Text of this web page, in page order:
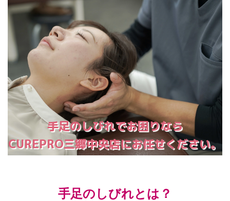
手足のしびれでお困りなら
CUREPRO三郷中央店にお任せください。
手足のしびれとは？